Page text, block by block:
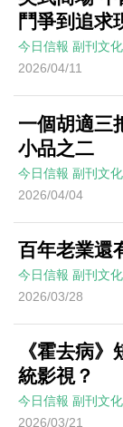
鬥爭到追求
今日信報 副刊文化
2026/04/11
一個胡適三
小品之二
今日信報 副刊文化
2026/04/04
百年老業還
今日信報 副刊文化
2026/03/28
《霍去病
統影視？
今日信報 副刊文化
2026/03/21